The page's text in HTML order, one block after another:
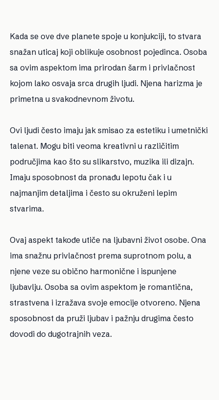
Kada se ove dve planete spoje u konjukciji, to stvara
snažan uticaj koji oblikuje osobnost pojedinca. Osoba
sa ovim aspektom ima prirodan šarm i privlačnost
kojom lako osvaja srca drugih ljudi. Njena harizma je
primetna u svakodnevnom životu.
Ovi ljudi često imaju jak smisao za estetiku i umetnički
talenat. Mogu biti veoma kreativni u različitim
područjima kao što su slikarstvo, muzika ili dizajn.
Imaju sposobnost da pronađu lepotu čak i u
najmanjim detaljima i često su okruženi lepim
stvarima.
Ovaj aspekt takođe utiče na ljubavni život osobe. Ona
ima snažnu privlačnost prema suprotnom polu, a
njene veze su obično harmonične i ispunjene
ljubavlju. Osoba sa ovim aspektom je romantična,
strastvena i izražava svoje emocije otvoreno. Njena
sposobnost da pruži ljubav i pažnju drugima često
dovodi do dugotrajnih veza.